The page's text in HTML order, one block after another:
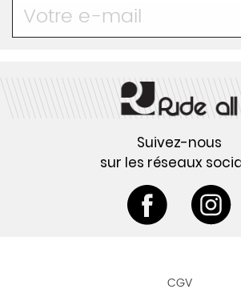
Suivez-nous
sur les réseaux
CGV